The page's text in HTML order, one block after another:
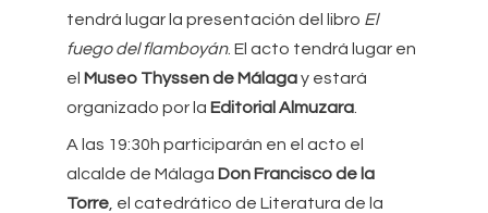
tendrá lugar la presentación del libro El
fuego del flamboyán. El acto tendrá lugar en
el Museo Thyssen de Málagay estará
organizado por la Editorial Almuzara
A las 19:30h participarán en el acto el
alcalde de Málaga Don Francisco de la
Torre , el catedrático de Literatura de la